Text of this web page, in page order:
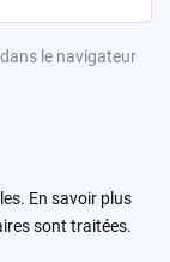
le navigateur
En savoir plus
sont traitées.